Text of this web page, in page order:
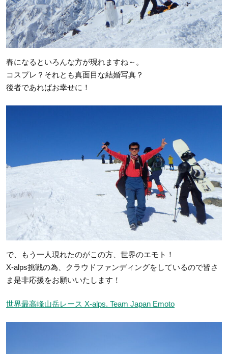
春になるといろんな方が現れますね～。
コスプレ？それとも真面目な結婚写真？
後者であればお幸せに！
で、もう一人現れたのがこの方、世界のエモト！
X-alps挑戦の為、クラウドファンディングをしているので皆さ
ま是非応援をお願いいたします！
世界最高峰山岳レース X-alps. Team Japan Emoto